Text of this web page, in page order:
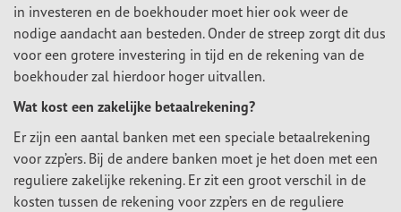
in investeren en de boekhouder moet hier ook weer de
nodige aandacht aan besteden. Onder de streep zorgt dit dus
voor een grotere investering in tijd en de rekening van de
boekhouder zal hierdoor hoger uitvallen.
Wat kost een zakelijke betaalrekening?
Er zijn een aantal banken met een speciale betaalrekening
voor zzp’ers. Bij de andere banken moet je het doen met een
reguliere zakelijke rekening. Er zit een groot verschil in de
kosten tussen de rekening voor zzp’ers en de reguliere